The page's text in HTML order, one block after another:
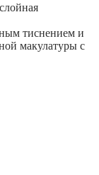
тиснением и
макулатуры с